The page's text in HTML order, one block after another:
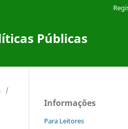
Públicas
/
Informações
Para Leitores